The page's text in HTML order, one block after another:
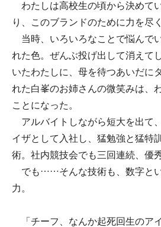
わたしは高校生の頃から決めて
り、このブランドのために力を尽
当時、いろいろなことで悩んで
れた色。ぜんぶ投げ出して消えて
いたわたしに、母を待つあいだに
れた白峯のお姉さんの微笑みは、
ことになった。
アルバイトしながら短大を出て
イザとして入社し、猛勉強と猛特
術。社内競技会でも三回連続、優
でも……そんな技術も、数字と
力。
「チーフ、なんか起死回生のア